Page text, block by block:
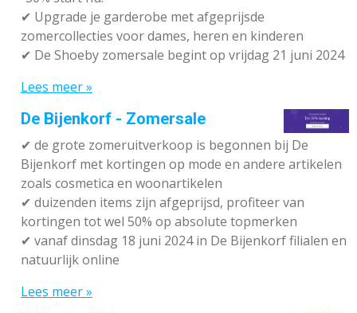
✔ Upgrade je garderobe met afgeprijsde
zomercollecties voor dames, heren en kinderen
✔ De Shoeby zomersale begint op vrijdag 21 juni 2024
Lees meer »
De Bijenkorf - Zomersale
✔ de grote zomeruitverkoop is begonnen bij De
Bijenkorf met kortingen op mode en andere artikelen
zoals cosmetica en woonartikelen
✔ duizenden items zijn afgeprijsd, profiteer van
kortingen tot wel 50% op absolute topmerken
✔ vanaf dinsdag 18 juni 2024 in De Bijenkorf filialen en
natuurlijk online
Lees meer »